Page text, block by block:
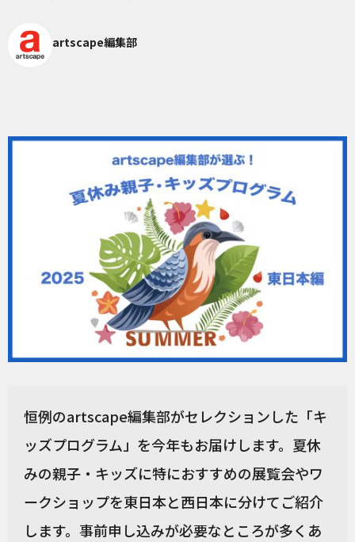
artscape編集部
恒例のartscape編集部がセレクションした「キ
ッズプログラム」を今年もお届けします。夏休
みの親子・キッズに特におすすめの展覧会やワ
ークショップを東日本と西日本に分けてご紹介
します。事前申し込みが必要なところが多くあ